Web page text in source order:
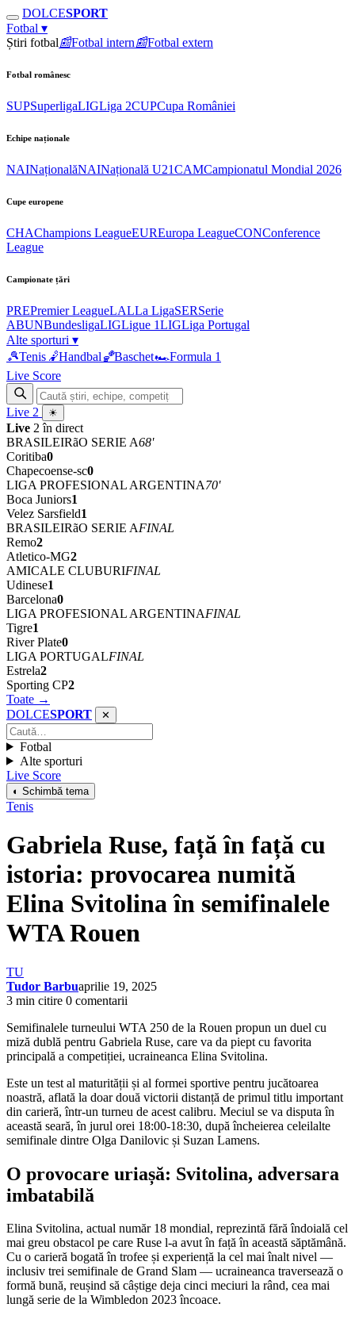
DOLCESPORT
Fotbal ▾
Știri fotbal📰Fotbal intern📰Fotbal extern
Fotbal românesc
SUPSuperligaLIGLiga 2CUPCupa României
Echipe naționale
NAINaționalăNAINațională U21CAMCampionatul Mondial 2026
Cupe europene
CHAChampions LeagueEUREuropa LeagueCONConference
League
Campionate țări
PREPremier LeagueLALLa LigaSERSerie
ABUNBundesligaLIGLigue 1LIGLiga Portugal
Alte sporturi ▾
🎾Tenis 🤾Handbal🏀Baschet🏎Formula 1
Live Score
Live 2 ☀
Live 2 în direct
BRASILEIRãO SERIE A68'
Coritiba0
Chapecoense-sc0
LIGA PROFESIONAL ARGENTINA70'
Boca Juniors1
Velez Sarsfield1
BRASILEIRãO SERIE AFINAL
Remo2
Atletico-MG2
AMICALE CLUBURIFINAL
Udinese1
Barcelona0
LIGA PROFESIONAL ARGENTINAFINAL
Tigre1
River Plate0
LIGA PORTUGALFINAL
Estrela2
Sporting CP2
Toate →
DOLCESPORT ✕
Fotbal
Alte sporturi
Live Score
◐ Schimbă tema
Tenis
Gabriela Ruse, față în față cu
istoria: provocarea numită
Elina Svitolina în semifinalele
WTA Rouen
TU
Tudor Barbuaprilie 19, 2025
3 min citire 0 comentarii
Semifinalele turneului WTA 250 de la Rouen propun un duel cu
miză dublă pentru Gabriela Ruse, care va da piept cu favorita
principală a competiției, ucraineanca Elina Svitolina.
Este un test al maturității și al formei sportive pentru jucătoarea
noastră, aflată la doar două victorii distanță de primul titlu important
din carieră, într-un turneu de acest calibru. Meciul se va disputa în
această seară, în jurul orei 18:00-18:30, după încheierea celeilalte
semifinale dintre Olga Danilovic și Suzan Lamens.
O provocare uriașă: Svitolina, adversara
imbatabilă
Elina Svitolina, actual număr 18 mondial, reprezintă fără îndoială cel
mai greu obstacol pe care Ruse l-a avut în față în această săptămână.
Cu o carieră bogată în trofee și experiență la cel mai înalt nivel —
inclusiv trei semifinale de Grand Slam — ucraineanca traversează o
formă bună, reușind să câștige deja cinci meciuri la rând, cea mai
lungă serie de la Wimbledon 2023 încoace.